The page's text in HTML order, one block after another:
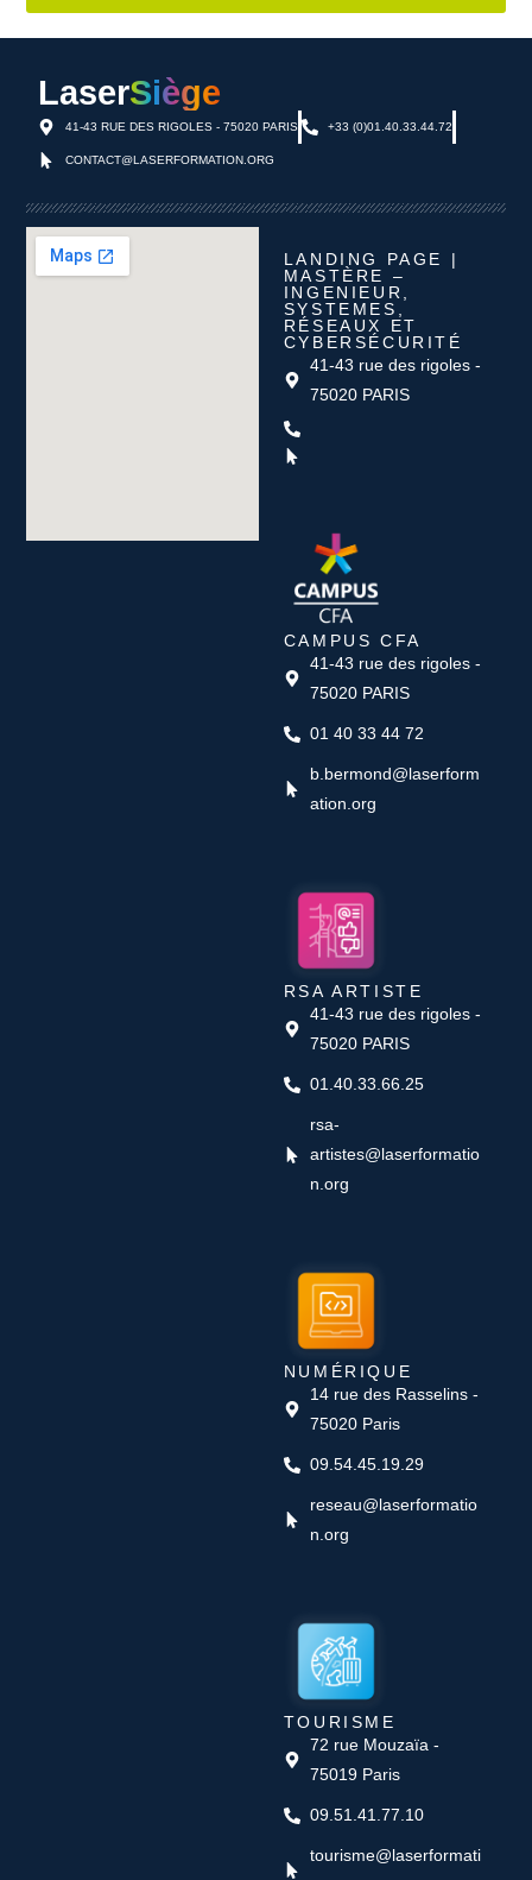
LaserSiège
41-43 RUE DES RIGOLES - 75020 PARIS +33 (0)01.40.33.44.72
CONTACT@LASERFORMATION.ORG
LANDING PAGE |
MASTÈRE –
INGENIEUR,
SYSTEMES,
RÉSEAUX ET
CYBERSÉCURITÉ
41-43 rue des rigoles -
75020 PARIS
CAMPUS CFA
41-43 rue des rigoles -
75020 PARIS
01 40 33 44 72
b.bermond@laserform
ation.org
RSA ARTISTE
41-43 rue des rigoles -
75020 PARIS
01.40.33.66.25
rsa-
artistes@laserformatio
n.org
NUMÉRIQUE
14 rue des Rasselins -
75020 Paris
09.54.45.19.29
reseau@laserformatio
n.org
TOURISME
72 rue Mouzaïa -
75019 Paris
09.51.41.77.10
tourisme@laserformati